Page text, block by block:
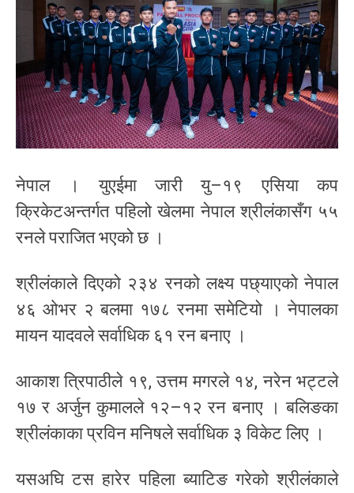
नेपाल । युएईमा जारी यु–१९ एसिया कप
क्रिकेटअन्तर्गत पहिलो खेलमा नेपाल श्रीलंकासँग ५५
रनले पराजित भएको छ ।
श्रीलंकाले दिएको २३४ रनको लक्ष्य पछ्याएको नेपाल
४६ ओभर २ बलमा १७८ रनमा समेटियो । नेपालका
मायन यादवले सर्वाधिक ६१ रन बनाए ।
आकाश त्रिपाठीले १९, उत्तम मगरले १४, नरेन भट्टले
१७ र अर्जुन कुमालले १२–१२ रन बनाए । बलिङका
श्रीलंकाका प्रविन मनिषले सर्वाधिक ३ विकेट लिए ।
यसअघि टस हारेर पहिला ब्याटिङ गरेको श्रीलंकाले